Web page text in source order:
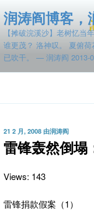
至
容
润涛阎博客，
【摊破浣溪沙】老树忆
谁更茂？ 洛神叹。 夏俯
已吹干。 — 润涛阎 2013-
发
布
于
21 2 月, 2008 由润涛阎
雷锋轰然倒塌
Views: 143
雷锋捐款假案（1）